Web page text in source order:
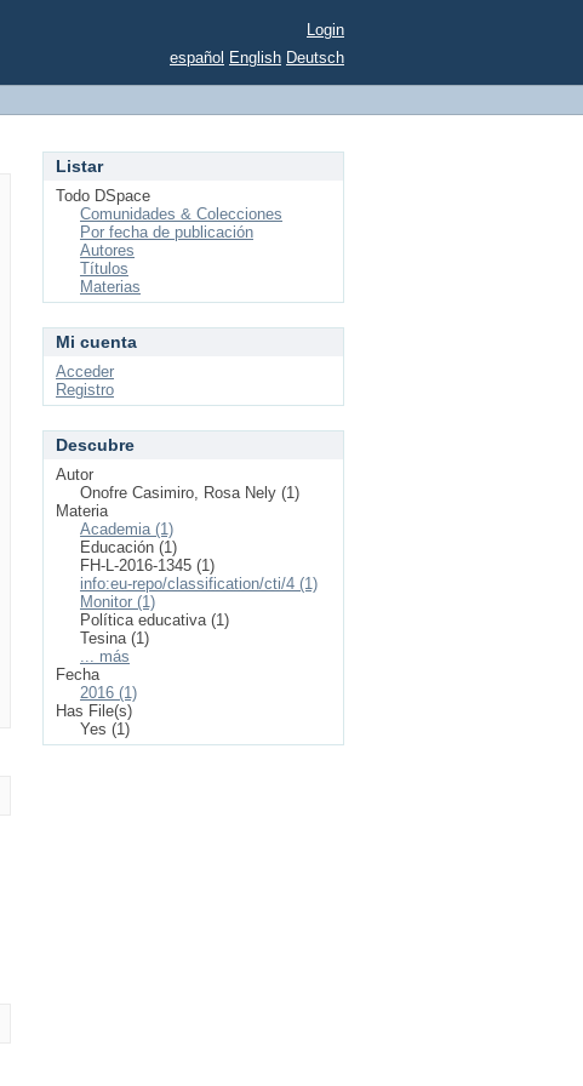
Login
español English Deutsch
Listar
Todo DSpace
Comunidades & Colecciones
Por fecha de publicación
Autores
Títulos
Materias
Mi cuenta
Acceder
Registro
Descubre
Autor
Onofre Casimiro, Rosa Nely (1)
Materia
Academia (1)
Educación (1)
FH-L-2016-1345 (1)
info:eu-repo/classification/cti/4 (1)
Monitor (1)
Política educativa (1)
Tesina (1)
... más
Fecha
2016 (1)
Has File(s)
Yes (1)